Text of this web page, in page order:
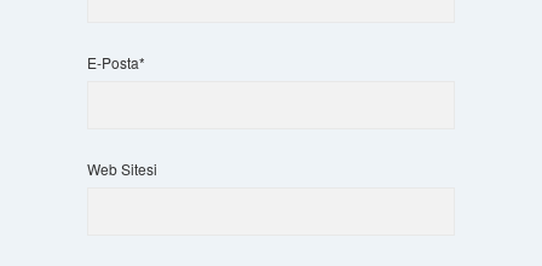
E-Posta*
Web Sitesi